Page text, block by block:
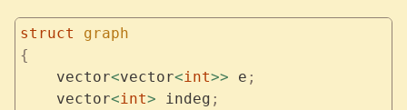
struct graph
{
    vector
<vector<int>> e ;
    vector
<int> indeg ;